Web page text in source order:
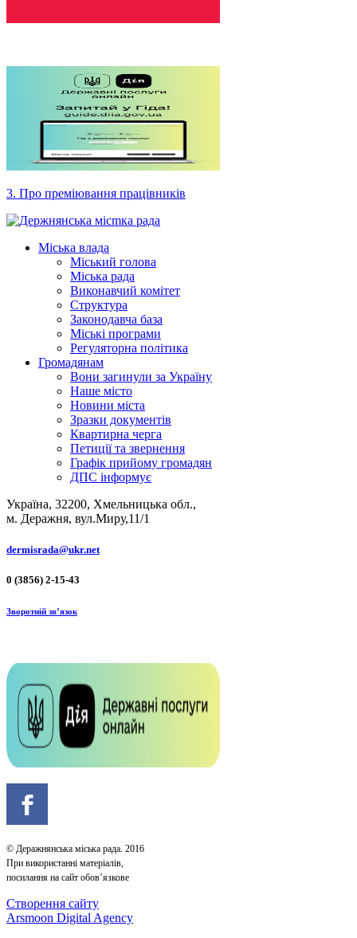
3. Про преміювання працівників
Міська влада
Міський голова
Міська рада
Виконавчий комітет
Структура
Законодавча база
Міські програми
Регуляторна політика
Громадянам
Вони загинули за Україну
Наше місто
Новини міста
Зразки документів
Квартирна черга
Петиції та звернення
Графік прийому громадян
ДПС інформує
Україна, 32200, Хмельницька обл.,
м. Деражня, вул.Миру,11/1
dermisrada@ukr.net
0 (3856) 2-15-43
Зворотній зв’язок
© Деражнянська міська рада. 2016
При використанні матеріалів,
посилання на сайт обов’язкове
Створення сайту
Arsmoon Digital Agency